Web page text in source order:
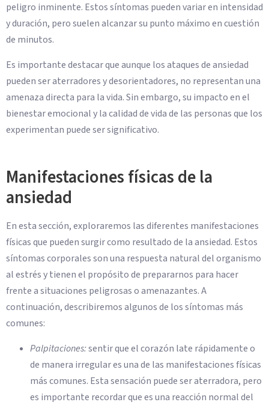
peligro inminente. Estos síntomas pueden variar en intensidad
y duración, pero suelen alcanzar su punto máximo en cuestión
de minutos.
Es importante destacar que aunque los ataques de ansiedad
pueden ser aterradores y desorientadores, no representan una
amenaza directa para la vida. Sin embargo, su impacto en el
bienestar emocional y la calidad de vida de las personas que los
experimentan puede ser significativo.
Manifestaciones físicas de la
ansiedad
En esta sección, exploraremos las diferentes manifestaciones
físicas que pueden surgir como resultado de la ansiedad. Estos
síntomas corporales son una respuesta natural del organismo
al estrés y tienen el propósito de prepararnos para hacer
frente a situaciones peligrosas o amenazantes. A
continuación, describiremos algunos de los síntomas más
comunes:
Palpitaciones:sentir que el corazón late rápidamente o
de manera irregular es una de las manifestaciones físicas
más comunes. Esta sensación puede ser aterradora, pero
es importante recordar que es una reacción normal del